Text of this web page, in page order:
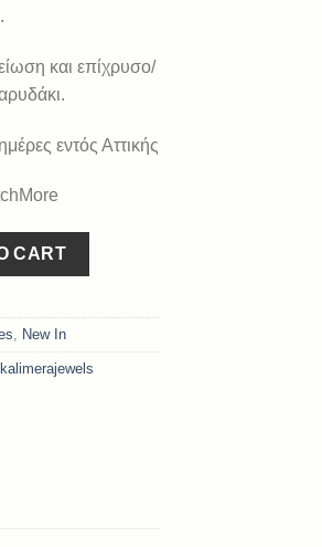
και επίχρυσο/
εντός Αττικής
CART
, New In
kalimerajewels